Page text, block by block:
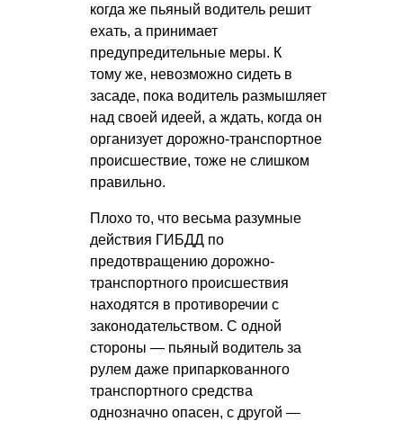
когда же пьяный водитель решит
ехать, а принимает
предупредительные меры. К
тому же, невозможно сидеть в
засаде, пока водитель размышляет
над своей идеей, а ждать, когда он
организует дорожно-транспортное
происшествие, тоже не слишком
правильно.
Плохо то, что весьма разумные
действия ГИБДД по
предотвращению дорожно-
транспортного происшествия
находятся в противоречии с
законодательством. С одной
стороны — пьяный водитель за
рулем даже припаркованного
транспортного средства
однозначно опасен, с другой —